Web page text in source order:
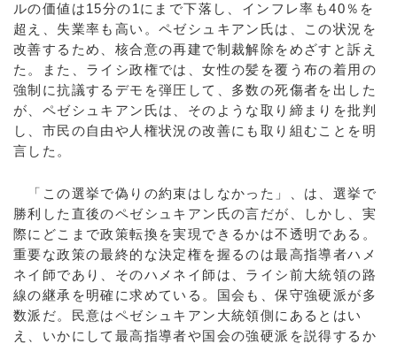
ルの価値は15分の1にまで下落し、インフレ率も40％を
超え、失業率も高い。ペゼシュキアン氏は、この状況を
改善するため、核合意の再建で制裁解除をめざすと訴え
た。また、ライシ政権では、女性の髪を覆う布の着用の
強制に抗議するデモを弾圧して、多数の死傷者を出した
が、ペゼシュキアン氏は、そのような取り締まりを批判
し、市民の自由や人権状況の改善にも取り組むことを明
言した。
「この選挙で偽りの約束はしなかった」、は、選挙で
勝利した直後のペゼシュキアン氏の言だが、しかし、実
際にどこまで政策転換を実現できるかは不透明である。
重要な政策の最終的な決定権を握るのは最高指導者ハメ
ネイ師であり、そのハメネイ師は、ライシ前大統領の路
線の継承を明確に求めている。国会も、保守強硬派が多
数派だ。民意はペゼシュキアン大統領側にあるとはい
え、いかにして最高指導者や国会の強硬派を説得するか